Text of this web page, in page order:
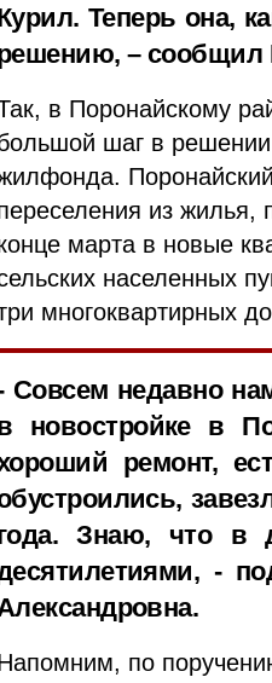
Теперь она,
– сообщил
в Поронайскому
шаг в
из жилья,
марта в новые
населенных
многоквартирных
Совсем недавно
новостройке в
ремонт,
Знаю, что в
-
по